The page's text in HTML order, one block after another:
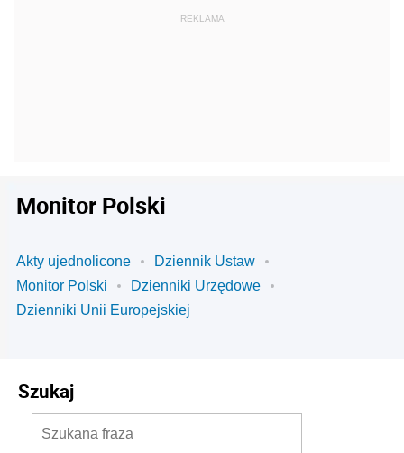
Monitor Polski
Akty ujednolicone
Dziennik Ustaw
Monitor Polski
Dzienniki Urzędowe
Dzienniki Unii Europejskiej
Szukaj